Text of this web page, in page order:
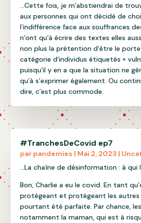
…Cette fois, je m’abstiendrai de
aux personnes qui ont décidé de
l’indifférence face aux souffrances
n’ont qu’à écrire des textes elles
non plus la prétention d’être le
catégorie d’individus étiquetés «
puisqu’il y en a que la situation ne
qu’à s’exprimer également. Ou
dire, c’est plus commode.
#TranchesDeCovid ep7
par pandemies | Mai 2, 2023 |
…La chaîne de désinformation : à qui
Bon, Charlie a eu le covid. En tant
protégeant et protégeant les autres
pourtant été parfaite. Par chance,
notamment la maman, qui est à